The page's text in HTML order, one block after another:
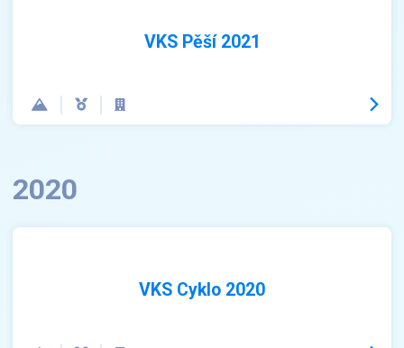
VKS Pěší 2021
2020
VKS Cyklo 2020